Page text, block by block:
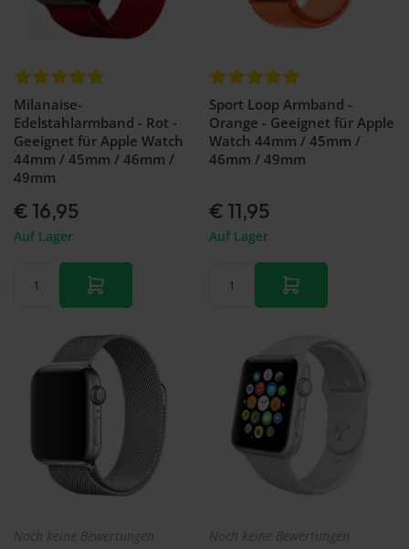
Milanaise-
Edelstahlarmband - Rot -
Geeignet für Apple Watch
44mm / 45mm / 46mm /
49mm
€ 16,95
Auf Lager
Sport Loop Armband -
Orange - Geeignet für Apple
Watch 44mm / 45mm /
46mm / 49mm
€ 11,95
Auf Lager
Noch keine Bewertungen Noch keine Bewertungen